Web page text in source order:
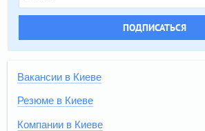
ПОДПИСАТЬСЯ
Вакансии в Киеве
Резюме в Киеве
Компании в Киеве